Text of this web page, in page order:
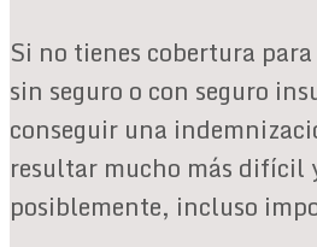
Si no tienes cobertura
sin seguro o con seguro
conseguir una
resultar mucho más difícil
posiblemente, incluso